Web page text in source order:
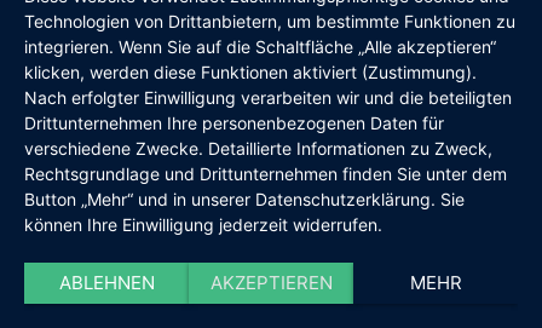
Technologien von Drittanbietern, um bestimmte Funktionen zu
integrieren. Wenn Sie auf die Schaltfläche „Alle akzeptieren“
klicken, werden diese Funktionen aktiviert (Zustimmung).
Nach erfolgter Einwilligung verarbeiten wir und die beteiligten
Drittunternehmen Ihre personenbezogenen Daten für
verschiedene Zwecke. Detaillierte Informationen zu Zweck,
Rechtsgrundlage und Drittunternehmen finden Sie unter dem
Button „Mehr“ und in unserer Datenschutzerklärung. Sie
können Ihre Einwilligung jederzeit widerrufen.
ABLEHNEN AKZEPTIEREN MEHR